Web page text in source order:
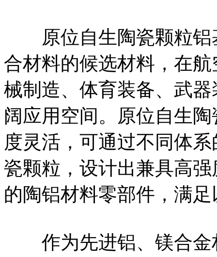
原位自生陶瓷颗粒铝
合材料的候选材料，在
械制造、体育装备、武
阔应用空间。原位自生
度灵活，可通过不同体
瓷颗粒，设计出兼具高
的陶铝材料零部件，满
作为先进铝、镁合金